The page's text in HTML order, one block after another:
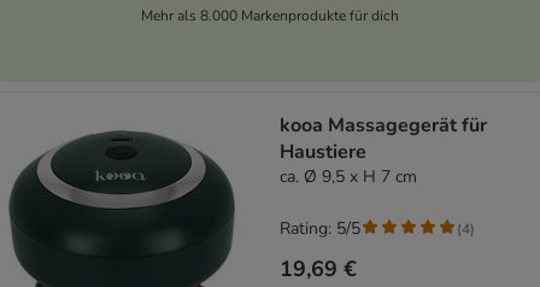
Mehr als 8.000 Markenprodukte für dich
kooa Massagegerät für
Haustiere
ca. Ø 9,5 x H 7 cm
19,69 €
Rating: 5/5 (4)